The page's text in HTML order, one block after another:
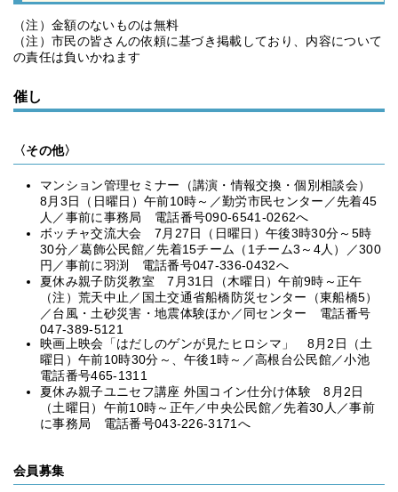
（注）金額のないものは無料
（注）市民の皆さんの依頼に基づき掲載しており、内容について
の責任は負いかねます
催し
〈その他〉
マンション管理セミナー（講演・情報交換・個別相談会）
8月3日（日曜日）午前10時～／勤労市民センター／先着45
人／事前に事務局 電話番号090-6541-0262へ
ボッチャ交流大会 7月27日（日曜日）午後3時30分～5時
30分／葛飾公民館／先着15チーム（1チーム3～4人）／300
円／事前に羽渕 電話番号047-336-0432へ
夏休み親子防災教室 7月31日（木曜日）午前9時～正午
（注）荒天中止／国土交通省船橋防災センター（東船橋5）
／台風・土砂災害・地震体験ほか／同センター 電話番号
047-389-5121
映画上映会「はだしのゲンが見たヒロシマ」 8月2日（土
曜日）午前10時30分～、午後1時～／高根台公民館／小池
電話番号465-1311
夏休み親子ユニセフ講座 外国コイン仕分け体験 8月2日
（土曜日）午前10時～正午／中央公民館／先着30人／事前
に事務局 電話番号043-226-3171へ
会員募集